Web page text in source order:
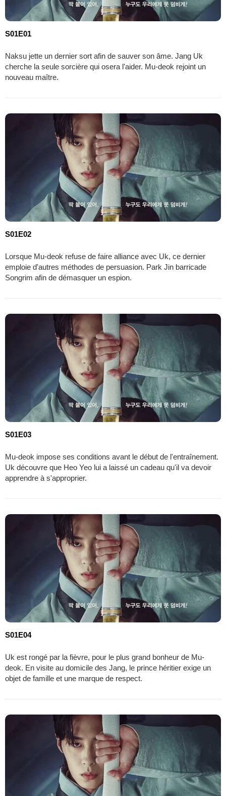
S01E01
Naksu jette un dernier sort afin de sauver son âme. Jang Uk
cherche la seule sorcière qui osera l'aider. Mu-deok rejoint un
nouveau maître.
S01E02
Lorsque Mu-deok refuse de faire alliance avec Uk, ce dernier
emploie d'autres méthodes de persuasion. Park Jin barricade
Songrim afin de démasquer un espion.
S01E03
Mu-deok impose ses conditions avant le début de l'entraînement.
Uk découvre que Heo Yeo lui a laissé un cadeau qu'il va devoir
apprendre à s'approprier.
S01E04
Uk est rongé par la fièvre, pour le plus grand bonheur de Mu-
deok. En visite au domicile des Jang, le prince héritier exige un
objet de famille et une marque de respect.